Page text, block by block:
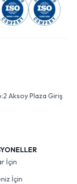
Aksoy Plaza Giriş
İçin
İçin